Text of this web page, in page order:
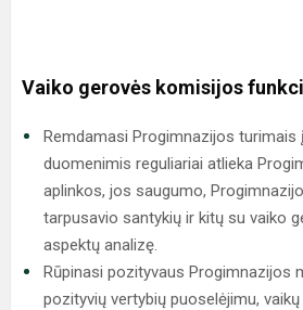
Vaiko gerovės komisijos
Remdamasi Progimnazijos turimais
duomenimis reguliariai atlieka
aplinkos, jos saugumo,
tarpusavio santykių ir kitų su vaiko
aspektų analizę.
Rūpinasi pozityvaus Progimnazijos
pozityvių vertybių puoselėjimu,